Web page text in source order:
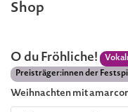
Shop
O du Fröhliche!
Preisträger:innen der
Weihnachten mit